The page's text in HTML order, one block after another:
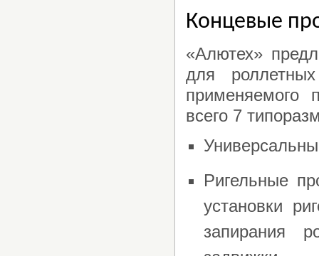
Концевые
«Алютех»
для
применяемого
всего 7
Ригельные
установки
запирания